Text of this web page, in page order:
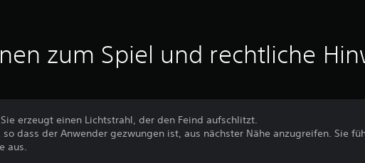
zum Spiel und rechtliche
erzeugt einen Lichtstrahl, der den Feind aufschlitzt.
dass der Anwender gezwungen ist, aus nächster Nähe anzugreifen. Sie
aus.